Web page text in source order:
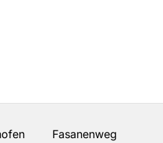
Fasanenweg